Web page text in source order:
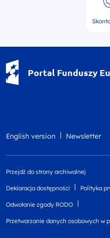
Portal Funduszy
English version Newsletter
Przejdź do strony archiwalnej
Deklaracja dostępności Polityka
Odwołanie zgody RODO
Przetwarzanie danych osobowych w